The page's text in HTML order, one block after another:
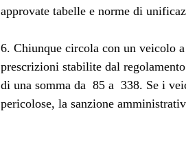
approvate tabelle e norme di
6. Chiunque circola con un veicolo
prescrizioni stabilite dal
di una somma da  85 a  338. Se i
pericolose, la sanzione